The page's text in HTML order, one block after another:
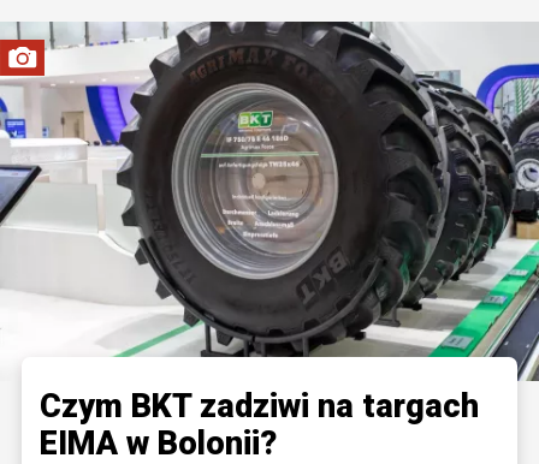
Czym BKT zadziwi na targach
EIMA w Bolonii?